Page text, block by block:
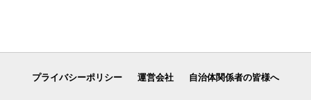
プライバシーポリシー 運営会社 自治体関係者の皆様へ